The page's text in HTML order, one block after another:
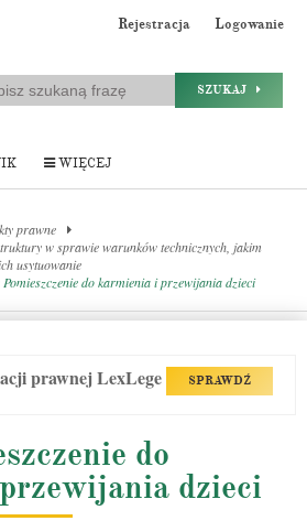
Rejestracja Logowanie
SZUKAJ
WIĘCEJ
prawne
w sprawie warunków technicznych, jakim
usytuowanie
Pomieszczenie do karmienia i przewijania dzieci
prawnej LexLege SPRAWDŹ
do
dzieci